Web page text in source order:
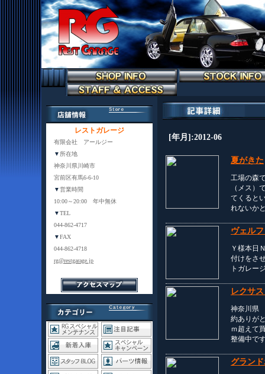
レストガレージ
有限会社 アールジー
▼ 所在地
神奈川県川崎市
宮前区有馬6-6-10
▼営業時間
10:00～20:00 年中無休
▼TEL
044-862-4717
▼FAX
044-862-4718
rg@restgarage.jp
[年月]:2012-06
夏がきた
工場の森
（メス）
てくると
れないか
ヴェル
Ｙ様本日
付けをさ
トガレー
レクサ
神奈川県
約ありが
ｍ超えて
整備中で
グラン